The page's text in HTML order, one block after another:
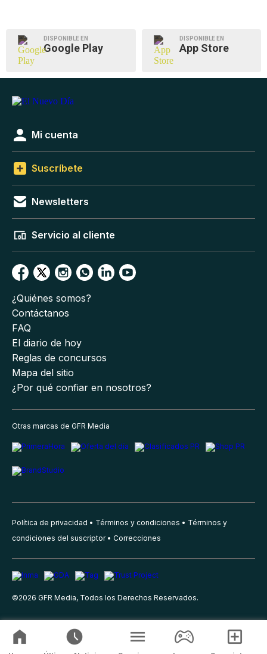
DISPONIBLE EN
Google Play
DISPONIBLE EN
App Store
Mi cuenta
Suscríbete
Newsletters
Servicio al cliente
¿Quiénes somos?
Contáctanos
FAQ
El diario de hoy
Reglas de concursos
Mapa del sitio
¿Por qué confiar en nosotros?
Otras marcas de GFR Media
Política de privacidad Términos y condiciones
Términos y
condiciones del suscriptor
Correcciones
©2026 GFR Media, Todos los Derechos Reservados.